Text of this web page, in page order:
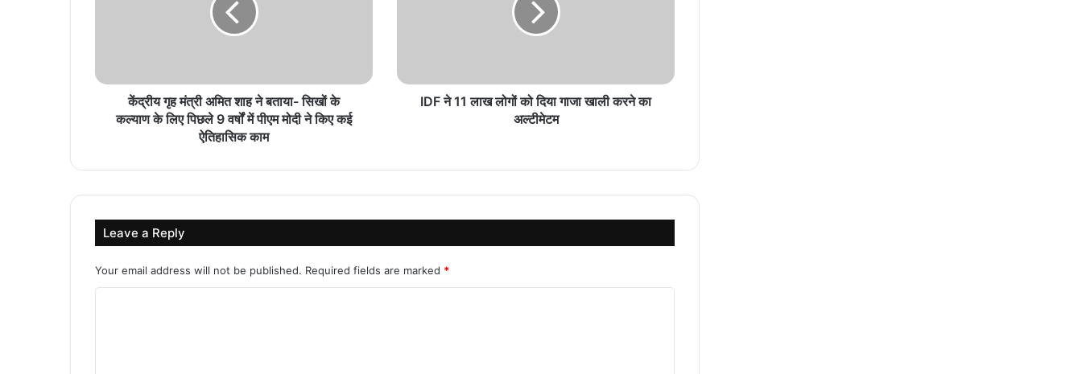
केंद्रीय गृह मंत्री अमित शाह ने बताया- सिखों के
कल्याण के लिए पिछले 9 वर्षों में पीएम मोदी ने किए कई
ऐतिहासिक काम
IDF ने 11 लाख लोगों को दिया गाजा खाली करने का
अल्टीमेटम
Leave a Reply
Your email address will not be published. Required fields are marked *